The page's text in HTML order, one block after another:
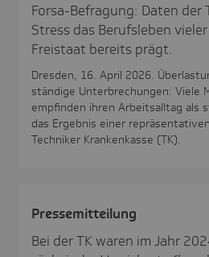
Forsa-Befragung: Daten der
Stress das Berufsleben
Freistaat bereits prägt.
Dresden, 16. April 2026.
ständige Unterbrechungen: Viele
empfinden ihren Arbeitsalltag als
das Ergebnis einer
Techniker Krankenkasse (TK).
Pres­se­mit­tei­lung
Bei der TK waren im Jahr